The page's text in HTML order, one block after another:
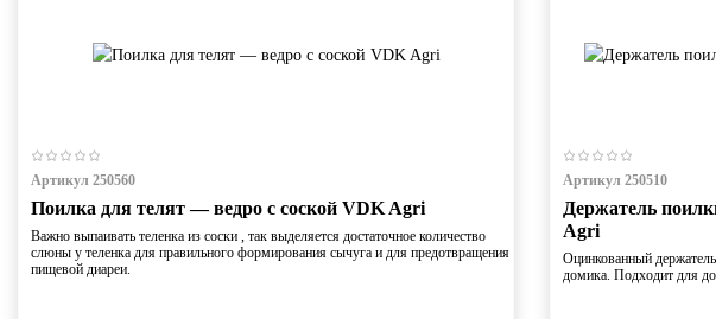
Артикул 250560
Поилка для телят — ведро с соской VDK Agri
Важно выпаивать теленка из соски , так выделяется достаточное количество
слюны у теленка для правильного формирования сычуга и для предотвращения
пищевой диареи.
Артикул 250510
Держатель
Agri
Оцинкованный
домика. Подходит для